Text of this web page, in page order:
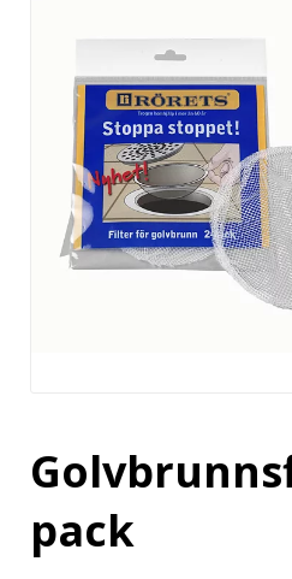
pack